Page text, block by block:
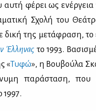
αυ­τή φέ­ρει ως
Σχο­λή του
δι­κή της με­τά­φρα­ση, το
Έλ­λη­ναςτο 1993.
«Τυ­φώ», η Βου­βού­λα
πα­ρά­στα­ση, που
1997.